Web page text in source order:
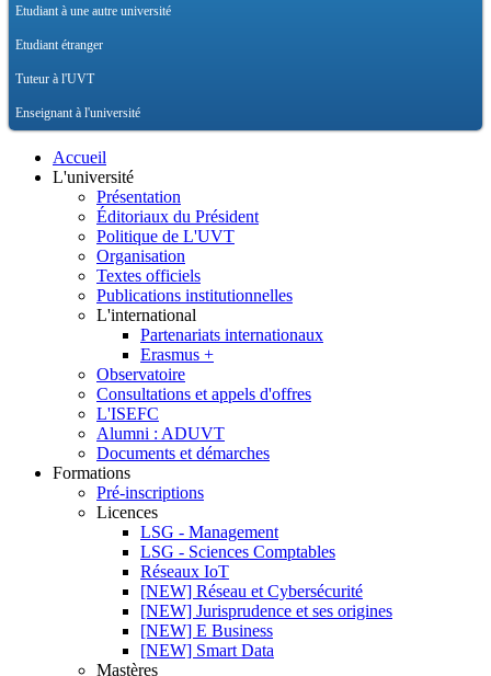
Etudiant à une autre université
Etudiant étranger
Tuteur à l'UVT
Enseignant à l'université
Accueil
L'université
Présentation
Éditoriaux du Président
Politique de L'UVT
Organisation
Textes officiels
Publications institutionnelles
L'international
Partenariats internationaux
Erasmus +
Observatoire
Consultations et appels d'offres
L'ISEFC
Alumni : ADUVT
Documents et démarches
Formations
Pré-inscriptions
Licences
LSG - Management
LSG - Sciences Comptables
Réseaux IoT
[NEW] Réseau et Cybersécurité
[NEW] Jurisprudence et ses origines
[NEW] E Business
[NEW] Smart Data
Mastères